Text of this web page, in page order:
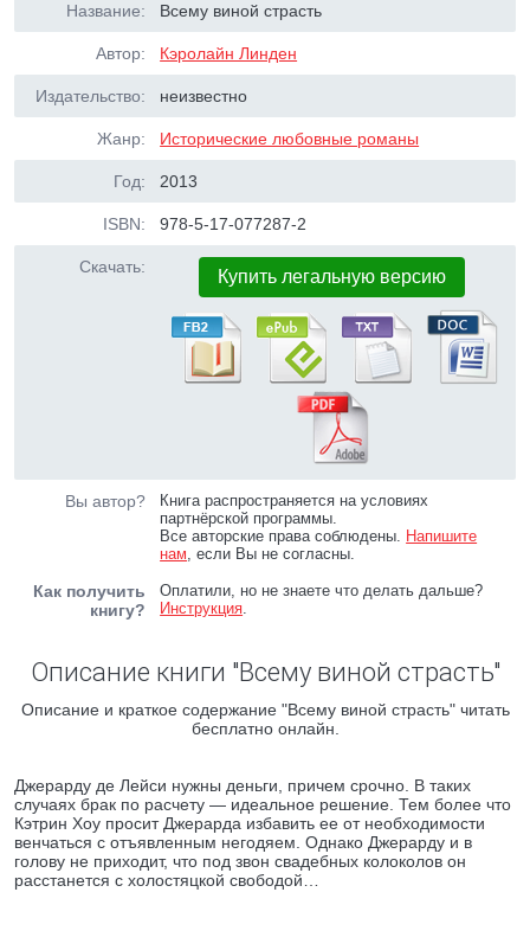
Название: Всему виной страсть
Автор: Кэролайн Линден
Издательство: неизвестно
Жанр: Исторические любовные романы
Год: 2013
ISBN: 978-5-17-077287-2
Скачать: Купить легальную версию
Вы автор?
Книга распространяется на условиях
партнёрской программы.
Все авторские права соблюдены. Напишите
нам, если Вы не согласны.
Как получить
книгу?
Оплатили, но не знаете что делать дальше?
Инструкция.
Описание книги "Всему виной страсть"
Описание и краткое содержание "Всему виной страсть" читать
бесплатно онлайн.
Джерарду де Лейси нужны деньги, причем срочно. В таких
случаях брак по расчету — идеальное решение. Тем более что
Кэтрин Хоу просит Джерарда избавить ее от необходимости
венчаться с отъявленным негодяем. Однако Джерарду и в
голову не приходит, что под звон свадебных колоколов он
расстанется с холостяцкой свободой…